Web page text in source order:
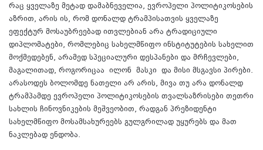
რაც ყველაზე მეტად დამაბნეველია, ევროპელი პოლიტიკოსების
აზრით, არის ის, რომ დონალდ ტრამპისათვის ყველაზე
ეფექტურ მოსაუბრეებად ითვლებიან არა ტრადიციული
დიპლომატები, რომლებიც სახელმწიფო ინსტიტუტების სახელით
მოქმედებენ, არამედ სპეციალური დესპანები და მრჩევლები,
მაგალითად, როგორიცაა ილონ მასკი და მისი მსგავსი პირები.
არასოდეს ბოლომდე ნათელი არ არის, მივა თუ არა დონალდ
ტრამპამდე ევროპელი პოლიტიკოსების თვალსაზრისები თეთრი
სახლის ჩინოვნიკების მეშვეობით, რადგან პრეზიდენტი
სახელმწიფო მოსამსახურეებს გულგრილად უყურებს და მათ
ნაკლებად ენდობა.